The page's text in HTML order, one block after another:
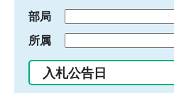
部局
所属
入札公告日